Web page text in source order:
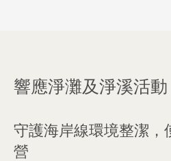
響應淨灘及淨溪活動
守護海岸線環境整潔，
營